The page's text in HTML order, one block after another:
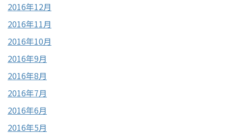
2016年12月
2016年11月
2016年10月
2016年9月
2016年8月
2016年7月
2016年6月
2016年5月